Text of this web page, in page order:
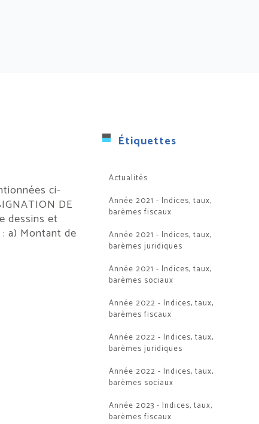
ci-
DE
dessins et
a) Montant de
Étiquettes
Actualités
Année 2021 - Indices, taux,
barèmes fiscaux
Année 2021 - Indices, taux,
barèmes juridiques
Année 2021 - Indices, taux,
barèmes sociaux
Année 2022 - Indices, taux,
barèmes fiscaux
Année 2022 - Indices, taux,
barèmes juridiques
Année 2022 - Indices, taux,
barèmes sociaux
Année 2023 - Indices, taux,
barèmes fiscaux